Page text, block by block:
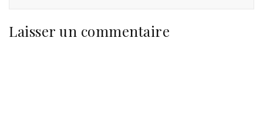
Laisser un commentaire